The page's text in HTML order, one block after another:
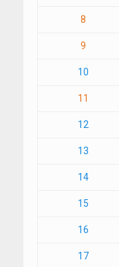
8
9
10
11
12
13
14
15
16
17